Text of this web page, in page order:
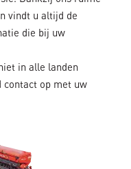
vindt u altijd de
die bij uw
in alle landen
op met uw